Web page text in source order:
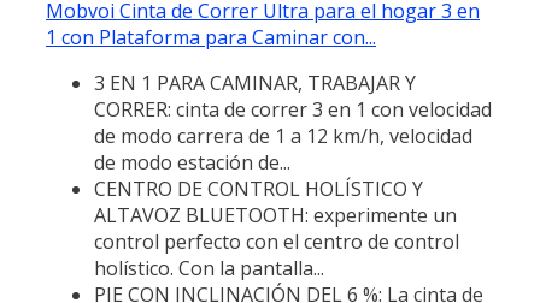
Mobvoi Cinta de Correr Ultra para el hogar 3 en
1 con Plataforma para Caminar con...
3 EN 1 PARA CAMINAR, TRABAJAR Y
CORRER: cinta de correr 3 en 1 con velocidad
de modo carrera de 1 a 12 km/h, velocidad
de modo estación de...
CENTRO DE CONTROL HOLÍSTICO Y
ALTAVOZ BLUETOOTH: experimente un
control perfecto con el centro de control
holístico. Con la pantalla...
PIE CON INCLINACIÓN DEL 6 %: La cinta de